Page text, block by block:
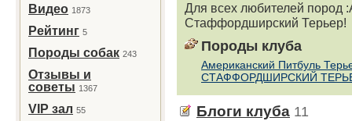
Видео 1873
Рейтинг 5
Породы собак 243
Отзывы и
советы 1367
VIP зал 55
Для всех любителей пород
Стаффордширский Терьер!
Породы клуба
Американский Питбуль
СТАФФОРДШИРСКИЙ
Блоги клуба 11